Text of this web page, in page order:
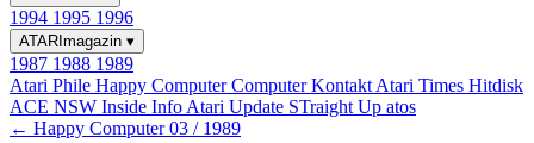
1994 1995 1996
ATARImagazin ▾
1987 1988 1989
Atari Phile Happy ComputerComputer Kontakt Atari Times Hitdisk
ACE NSW Inside Info Atari Update STraight Up atos
← Happy Computer 03 / 1989